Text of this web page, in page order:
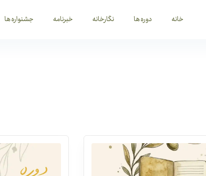
خانه دوره ها نگارخانه خبرنامه جشنواره ها